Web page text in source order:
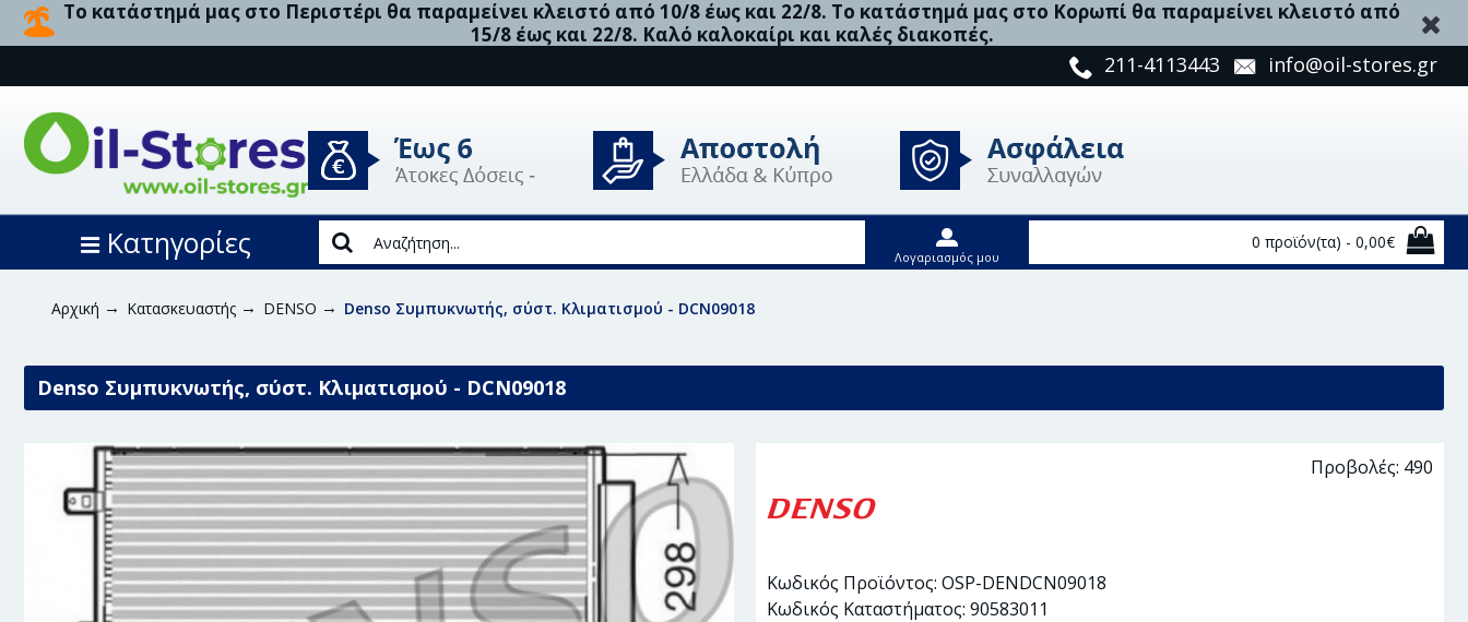
Το κατάστημά μας στο Περιστέρι θα παραμείνει κλειστό από 10/8 έως και 22/8. Το κατάστημά μας στο Κορωπί θα παραμείνει κλειστό από
15/8 έως και 22/8. Καλό καλοκαίρι και καλές διακοπές.
211-4113443 info@oil-stores.gr
Κατηγορίες Λογαριασμός μου
0 προϊόν(τα) - 0,00€
Αρχική Κατασκευαστής DENSO Denso Συμπυκνωτής, σύστ. Κλιματισμού - DCN09018
Denso Συμπυκνωτής, σύστ. Κλιματισμού - DCN09018
Προβολές: 490
Κωδικός Προϊόντος: OSP-DENDCN09018
Κωδικός Καταστήματος: 90583011